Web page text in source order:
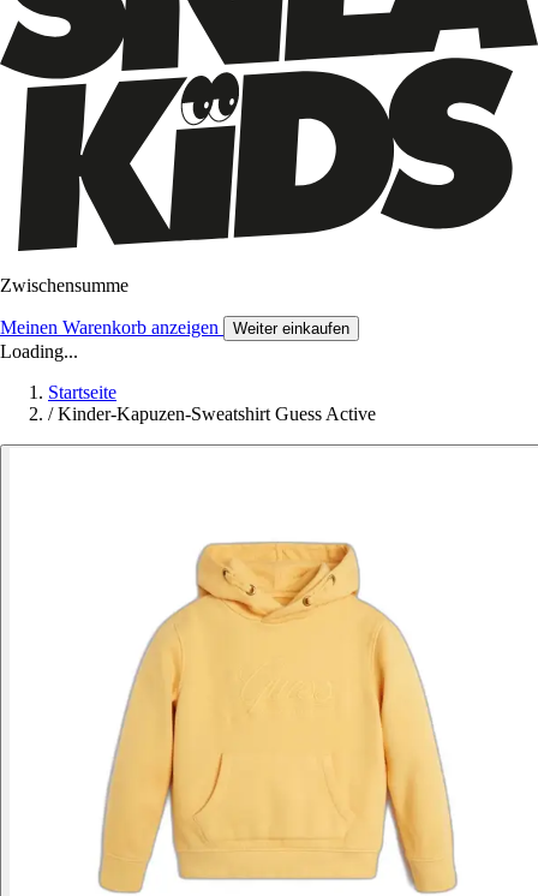
Zwischensumme
Meinen Warenkorb anzeigen Weiter einkaufen
Loading...
Startseite
/ Kinder-Kapuzen-Sweatshirt Guess Active